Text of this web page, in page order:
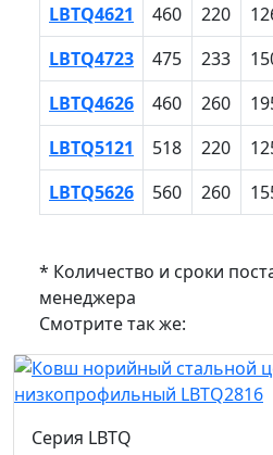
LBTQ4621
460 220
LBTQ4723
475 233
LBTQ4626
460 260
LBTQ5121
518 220
LBTQ5626
560 260
* Количество и сроки
менеджера
Смотрите так же:
Серия LBTQ